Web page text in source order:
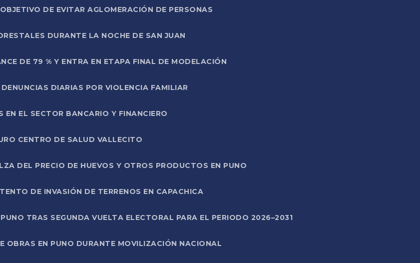
DE EVITAR AGLOMERACIÓN DE PERSONAS
DURANTE LA NOCHE DE SAN JUAN
DE 79 % Y ENTRA EN ETAPA FINAL DE MODELACIÓN
DIARIAS POR VIOLENCIA FAMILIAR
EL SECTOR BANCARIO Y FINANCIERO
CENTRO DE SALUD VALLECITO
DEL PRECIO DE HUEVOS Y OTROS PRODUCTOS EN PUNO
DE INVASIÓN DE TERRENOS EN CAPACHICA
TRAS SEGUNDA VUELTA ELECTORAL PARA EL PERIODO 2026–2031
OBRAS EN PUNO DURANTE MOVILIZACIÓN NACIONAL